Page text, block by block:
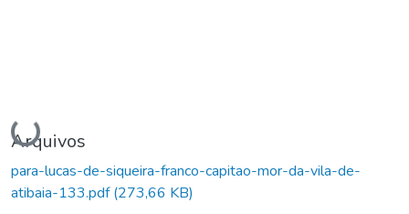
Carregando...
Arquivos
para-lucas-de-siqueira-franco-capitao-mor-da-vila-de-
atibaia-133.pdf(273,66 KB)